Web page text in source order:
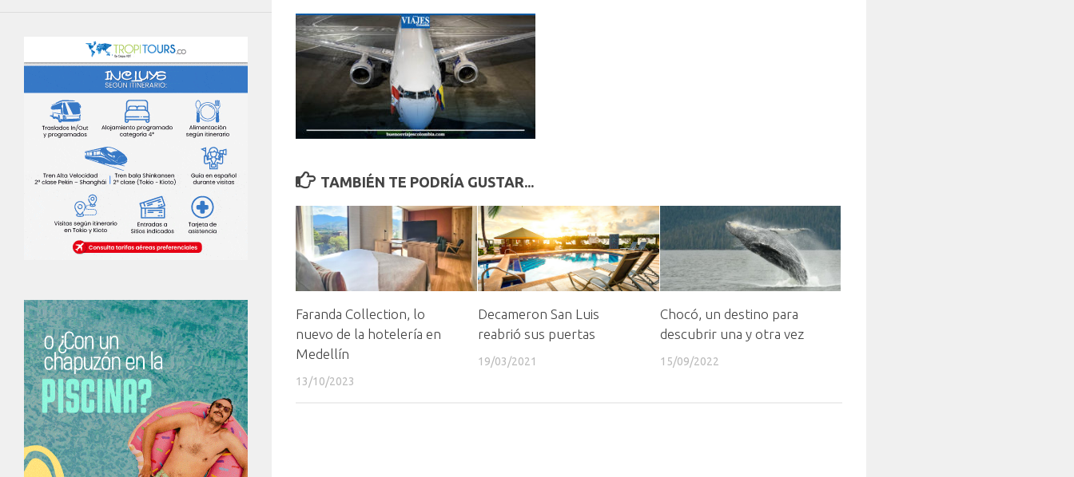
TAMBIÉN TE PODRÍA GUSTAR...
Faranda Collection, lo
nuevo de la hotelería en
Medellín
13/10/2023
Decameron San Luis
reabrió sus puertas
19/03/2021
Chocó, un destino para
descubrir una y otra vez
15/09/2022